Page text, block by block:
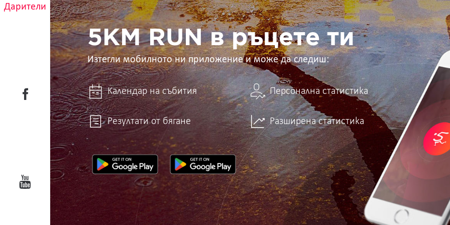
Дарители в
ръцете
ти
5KM RUN в ръцете ти
Изтегли мобилното ни приложение и може да следиш:
Календар на събития Персонална статистика
Резултати от бягане Разширена статистика